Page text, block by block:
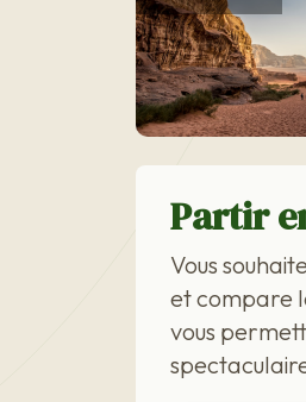
Partir
Vous
et compare
vous